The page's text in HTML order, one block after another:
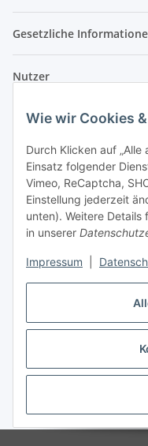
Wie wir Cookies
Durch Klicken auf
Einsatz folgender
Vimeo, ReCaptcha,
Einstellung jederzeit
unten). Weitere Details
in unserer
Impressum
Gesetzliche
Nutzer